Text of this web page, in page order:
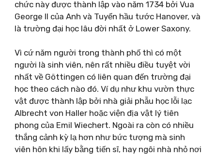
chức này được thành lập vào năm 1734 bởi Vua
George II của Anh và Tuyển hầu tước Hanover, và
là trường đại học lâu đời nhất ở Lower Saxony.
Vì cứ năm người trong thành phố thì có một
người là sinh viên, nên rất nhiều điều tuyệt vời
nhất về Göttingen có liên quan đến trường đại
học theo cách nào đó. Ví dụ như khu vườn thực
vật được thành lập bởi nhà giải phẫu học lỗi lạc
Albrecht von Haller hoặc viện địa vật lý tiên
phong của Emil Wiechert. Ngoài ra còn có nhiều
thắng cảnh kỳ lạ hơn như bức tượng mà sinh
viên hôn khi lấy bằng tiến sĩ, hay ngôi nhà nhỏ nơi